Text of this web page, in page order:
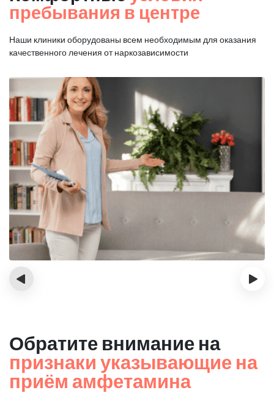
пребывания в центре
Наши клиники оборудованы всем необходимым для оказания
качественного лечения от наркозависимости
‹ ›
Обратите внимание на
признаки указывающие на
приём амфетамина